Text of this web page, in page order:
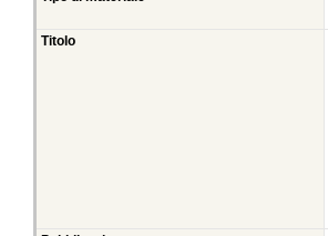
Titolo